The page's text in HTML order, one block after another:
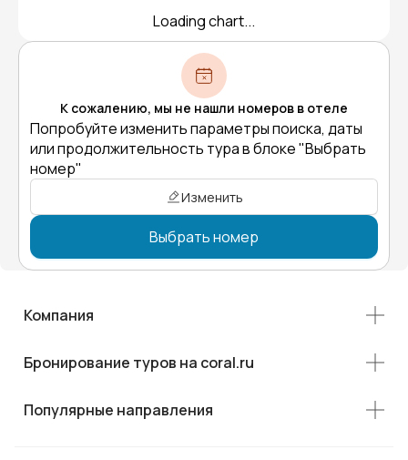
Loading chart...
К сожалению, мы не нашли номеров в отеле
Попробуйте изменить параметры поиска, даты
или продолжительность тура в блоке "Выбрать
номер"
Изменить
Выбрать номер
Компания
Бронирование туров на coral.ru
Популярные направления